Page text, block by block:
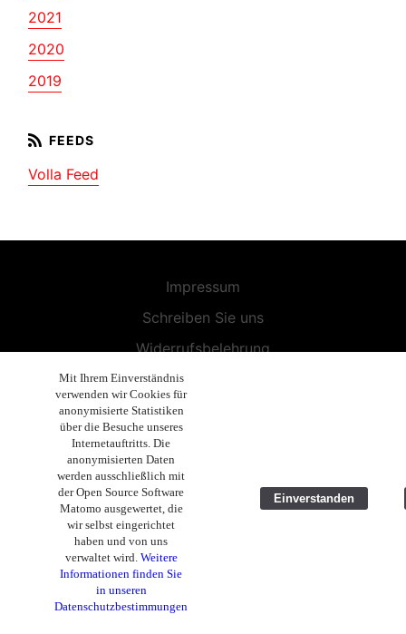
2021
2020
2019
Volla Feed
Impressum
Schreiben Sie uns
Widerrufsbelehrung
Allgemeine Geschäftsbedingungen
Endbenutzer-Lizenzvereinbarung
Datenschutzerklärung
Geschäftsethik
Copyright 2019 - 2026 Volla Systeme GmbH
Mit Ihrem Einverständnis
verwenden wir Cookies für
anonymisierte Statistiken
über die Besuche unseres
Internetauftritts. Die
anonymisierten Daten
werden ausschließlich mit
der Open Source Software
Matomo ausgewertet, die
wir selbst eingerichtet
haben und von uns
verwaltet wird. Weitere
Informationen finden Sie
in unseren
Datenschutzbestimmungen
Einverstanden